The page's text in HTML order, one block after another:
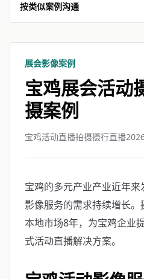
按类似案例沟通
展会影像案例
宝鸡展会活动
摄案例
宝鸡活动直播拍摄摄行直播
宝鸡的多元产业产业近年
影像服务的需求持续增长
本地市场8年，为宝鸡企业
式活动直播解决方案。